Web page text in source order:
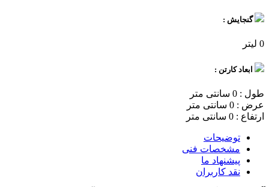
گنجایش :
0 لیتر
ابعاد کارتن :
طول : 0 سانتی متر
عرض : 0 سانتی متر
ارتفاع : 0 سانتی متر
توضیحات
مشخصات فنی
پیشنهاد ما
نقد کاربران